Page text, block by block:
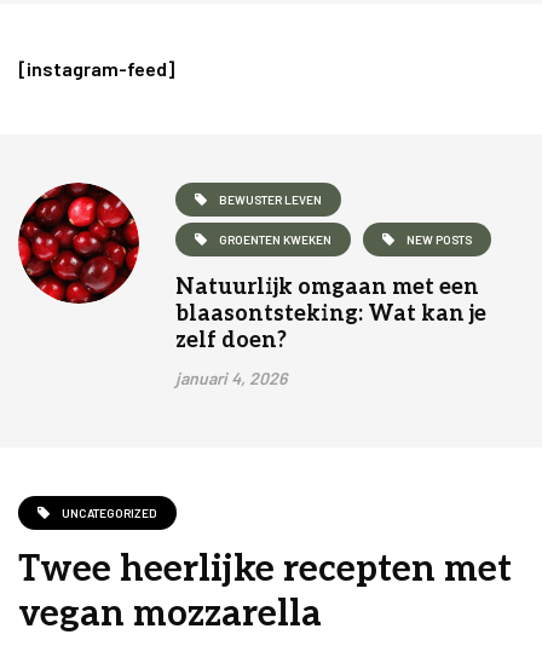
[instagram-feed]
BEWUSTER LEVEN
GROENTEN KWEKEN NEW POSTS
Natuurlijk omgaan met een
blaasontsteking: Wat kan je
zelf doen?
januari 4, 2026
UNCATEGORIZED
Twee heerlijke recepten met
vegan mozzarella